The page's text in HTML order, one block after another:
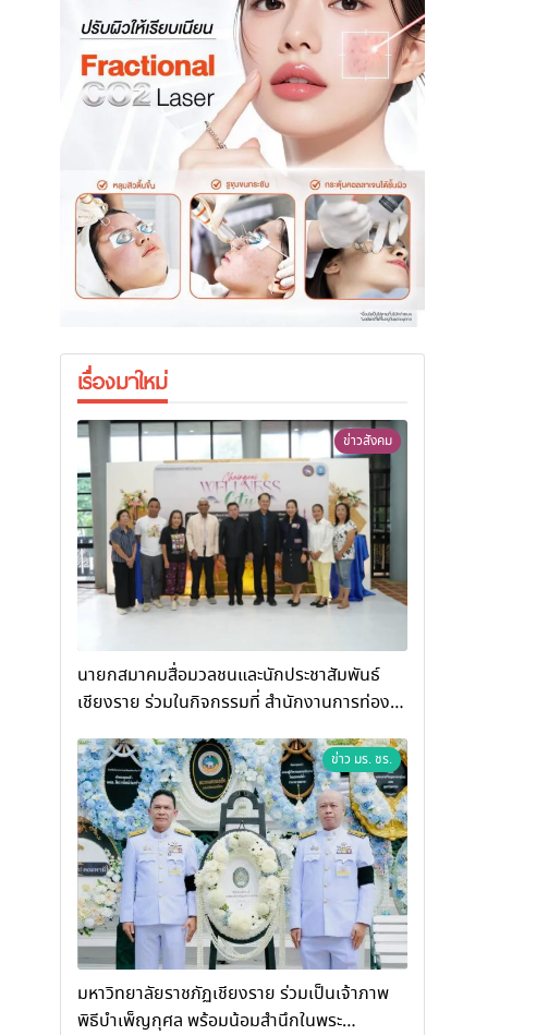
เรื่องมาใหม่
ข่าวสังคม
นายกสมาคมสื่อมวลชนและนักประชาสัมพันธ์
เชียงราย ร่วมในกิจกรรมที่ สำนักงานการท่อง
“การพัฒนาศักยภาพผู้ประกอบการและเครือข่าย
ธุรกิจ Wellness สู่การเติบโตอย่างยั่งยืน
(Chiang Rai Wellness Business
Academy)”
ข่าว มร. ชร.
มหาวิทยาลัยราชภัฏเชียงราย ร่วมเป็นเจ้าภาพ
พิธีบำเพ็ญกุศล พร้อมน้อมสำนึกในพระ